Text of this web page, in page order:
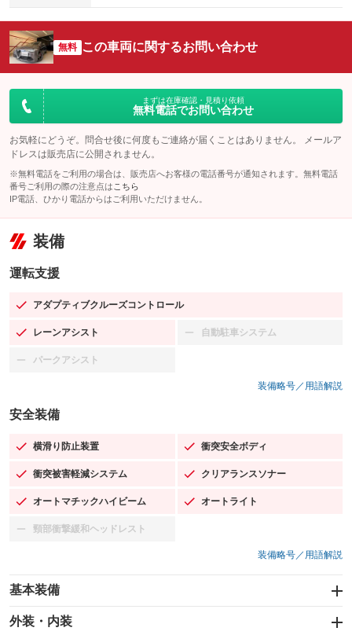
無料 この車両に関するお問い合わせ
まずは在庫確認・見積り依頼
無料電話でお問い合わせ
お気軽にどうぞ。問合せ後に何度もご連絡が届くことはありません。 メールア
ドレスは販売店に公開されません。
※無料電話をご利用の場合は、販売店へお客様の電話番号が通知されます。無料電話
番号ご利用の際の注意点は こちら
IP電話、ひかり電話からはご利用いただけません。
装備
運転支援
アダプティブクルーズコントロール
：装備あり
レーンアシスト
：装備あり 自動駐車システム
：装備なし
パークアシスト
：装備なし
装備略号／用語解説
安全装備
横滑り防止装置
：装備あり 衝突安全ボディ
：装備あり
衝突被害軽減システム
：装備あり クリアランスソナー
：装備あり
オートマチックハイビーム
：装備あり オートライト
：装備あり
頸部衝撃緩和ヘッドレスト
：装備なし
装備略号／用語解説
基本装備
エアバッグ：運転席/助手席/サイド
：装備あり
外装・内装